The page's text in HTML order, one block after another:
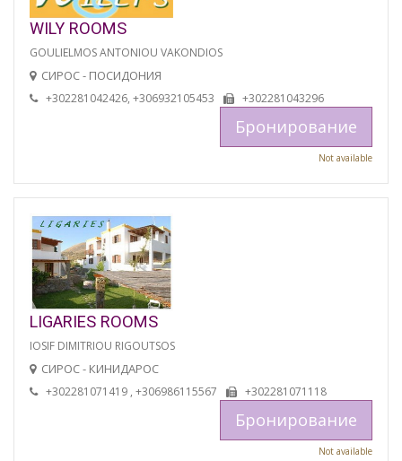
WILY ROOMS
GOULIELMOS ANTONIOU VAKONDIOS
СИРОС - ПОСИДОНИЯ
+302281042426, +306932105453 +302281043296
Бронирование
Not available
LIGARIES ROOMS
IOSIF DIMITRIOU RIGOUTSOS
СИРОС - КИНИДАРОС
+302281071419 , +306986115567 +302281071118
Бронирование
Not available